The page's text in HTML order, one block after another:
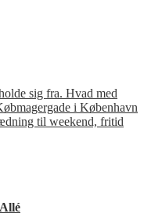
sig fra. Hvad med
i København
til weekend, fritid